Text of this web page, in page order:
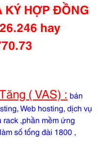
KÝ HỢP ĐỒNG
hay
( VAS) : bán
Web hosting, dịch vụ
rack ,phần mềm ứng
số tổng đài 1800 ,